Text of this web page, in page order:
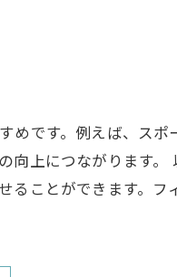
です。例えば、ス
上につながります
ことができます。